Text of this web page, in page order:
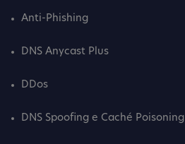
Anti-Phishing
DNS Anycast Plus
DDos
DNS Spoofing e Caché Poisoning